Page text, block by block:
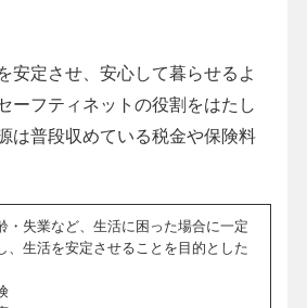
安定させ、安心して暮らせるよ
ーフティネットの役割をはたし
は普段収めている税金や保険料
・失業など、生活に困った場合に一定
、生活を安定させることを目的とした